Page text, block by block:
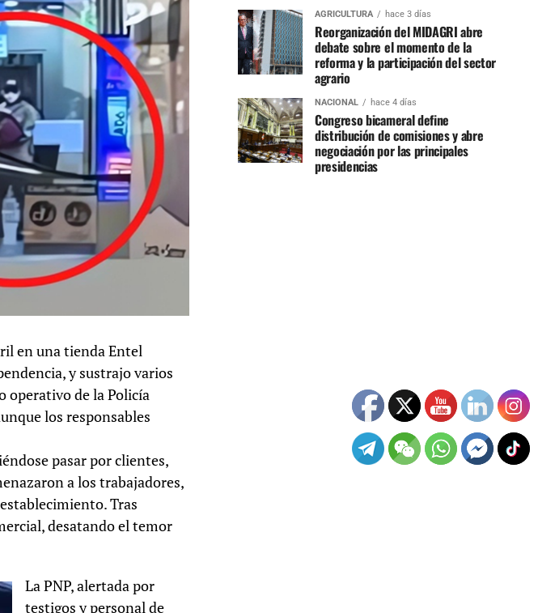
en una tienda Entel
y sustrajo varios
operativo de la Policía
los responsables
pasar por clientes,
a los trabajadores,
Tras
desatando el temor
La PNP, alertada por
testigos y personal de
AGRICULTURA hace 3 días
Reorganización del MIDAGRI abre
debate sobre el momento de la
reforma y la participación del sector
agrario
NACIONAL hace 4 días
Congreso bicameral define
distribución de comisiones y abre
negociación por las principales
presidencias